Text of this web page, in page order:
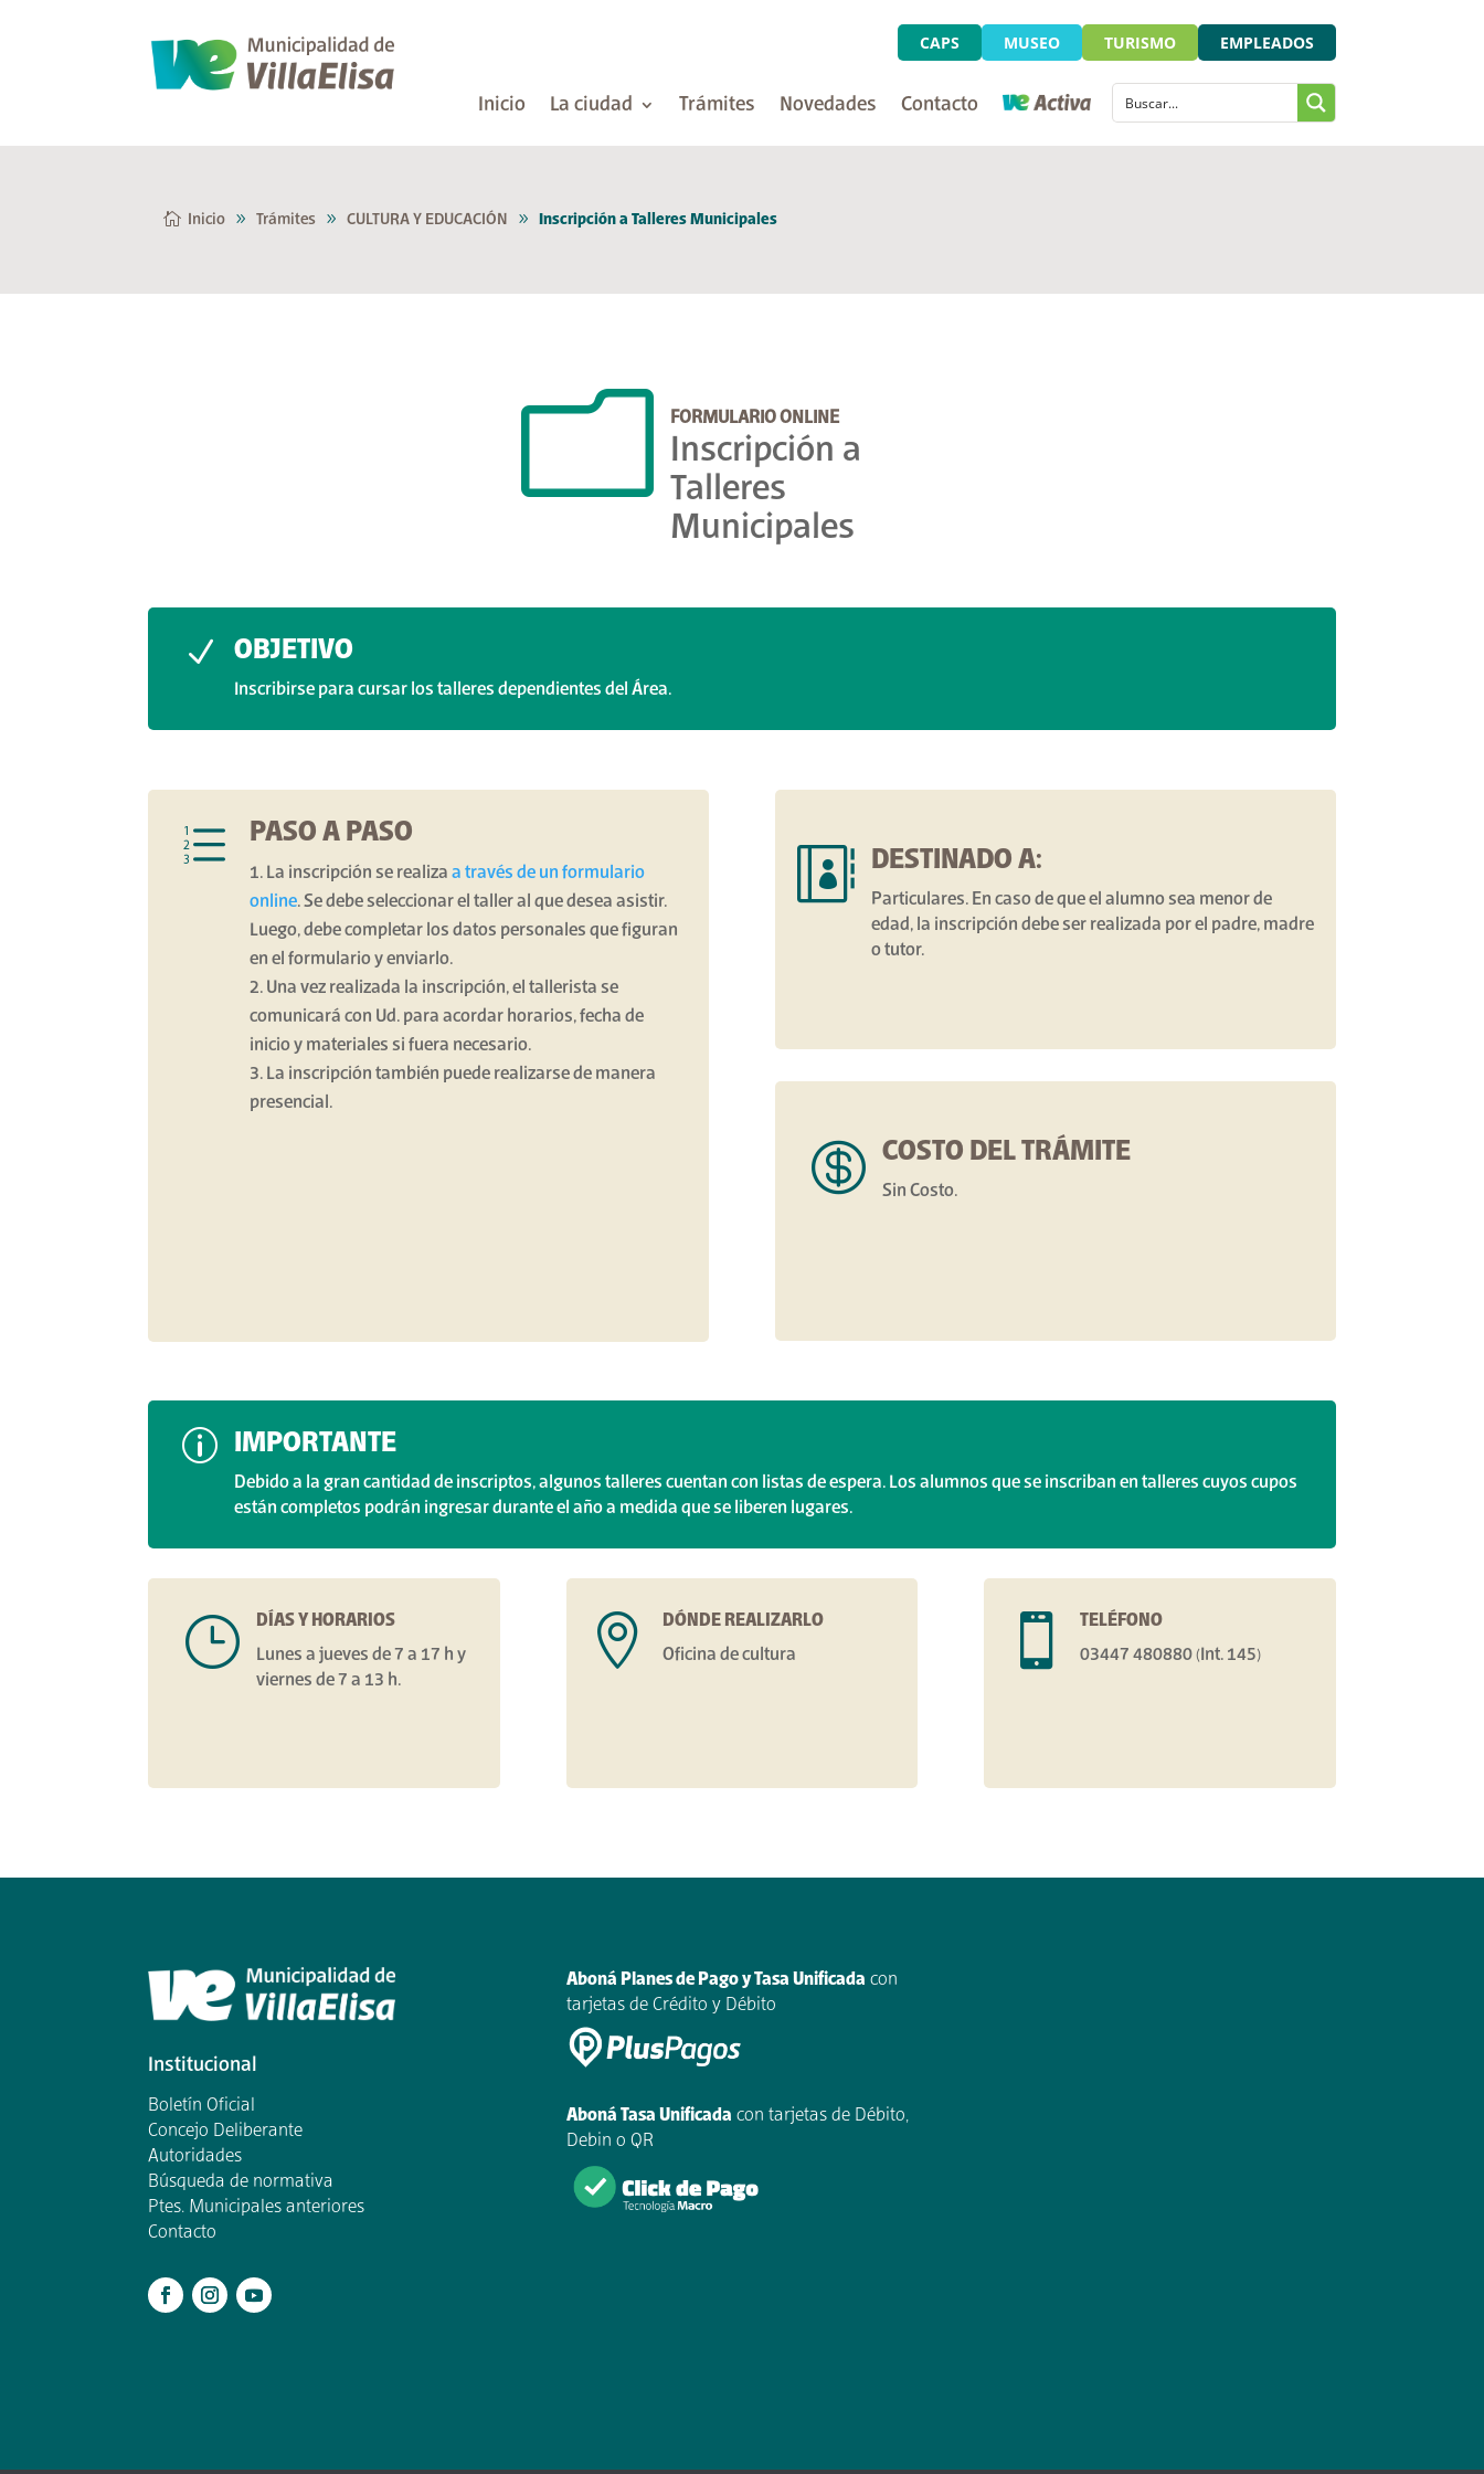
CAPS MUSEO TURISMO EMPLEADOS
Inicio La ciudad Trámites Novedades Contacto
Inicio Trámites CULTURA Y EDUCACIÓN Inscripción a Talleres Municipales
m FORMULARIO ONLINE
Inscripción a
Talleres
Municipales
N OBJETIVO
Inscribirse para cursar los talleres dependientes del Área.
e PASO A PASO
La inscripción se realizaa través de un formulario
online. Se debe seleccionar el taller al que desea asistir.
Luego, debe completar los datos personales que figuran
en el formulario y enviarlo.
Una vez realizada la inscripción, el tallerista se
comunicará con Ud. para acordar horarios, fecha de
inicio y materiales si fuera necesario.
La inscripción también puede realizarse de manera
presencial.
 DESTINADO A:
Particulares. En caso de que el alumno sea menor de
edad, la inscripción debe ser realizada por el padre, madre
o tutor.
 COSTO DEL TRÁMITE
Sin Costo.
p IMPORTANTE
Debido a la gran cantidad de inscriptos, algunos talleres cuentan con listas de espera. Los alumnos que se inscriban en talleres cuyos cupos
están completos podrán ingresar durante el año a medida que se liberen lugares.
}
DÍAS Y HORARIOS
Lunes a jueves de 7 a 17 h y
viernes de 7 a 13 h.

DÓNDE REALIZARLO
Oficina de cultura

TELÉFONO
03447 480880 (Int. 145)
Institucional
Boletín Oficial
Concejo Deliberante
Autoridades
Búsqueda de normativa
Ptes. Municipales anteriores
Contacto
Aboná Planes de Pago y Tasa Unificada con
tarjetas de Crédito y Débito
Aboná Tasa Unificada con tarjetas de Débito,
Debin o QR